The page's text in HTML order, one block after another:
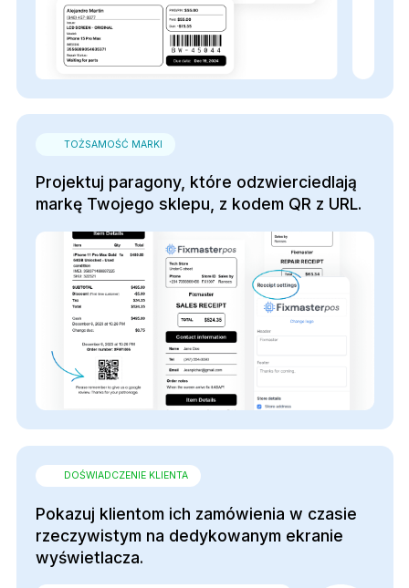
TOŻSAMOŚĆ MARKI
Projektuj paragony, które odzwierciedlają
markę Twojego sklepu, z kodem QR z URL.
DOŚWIADCZENIE KLIENTA
Pokazuj klientom ich zamówienia w czasie
rzeczywistym na dedykowanym ekranie
wyświetlacza.